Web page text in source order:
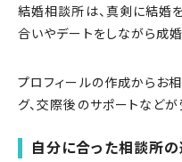
結婚相談所は、真剣に結婚
合いやデートをしながら成
プロフィールの作成からお
グ、交際後のサポートなどが
自分に合った相談所